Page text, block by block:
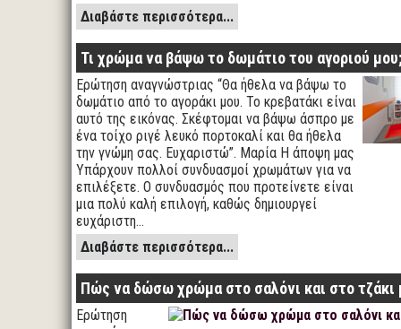
Διαβάστε περισσότερα...
Τι χρώμα να βάψω το δωμάτιο του αγοριού
Ερώτηση αναγνώστριας “Θα ήθελα να βάψω το
δωμάτιο από το αγοράκι μου. Το κρεβατάκι είναι
αυτό της εικόνας. Σκέφτομαι να βάψω άσπρο με
ένα τοίχο ριγέ λευκό πορτοκαλί και θα ήθελα
την γνώμη σας. Ευχαριστώ”. Μαρία Η άποψη μας
Υπάρχουν πολλοί συνδυασμοί χρωμάτων για να
επιλέξετε. Ο συνδυασμός που προτείνετε είναι
μια πολύ καλή επιλογή, καθώς δημιουργεί
ευχάριστη…
Διαβάστε περισσότερα...
Πώς να δώσω χρώμα στο σαλόνι και στο τζάκι
Ερώτηση